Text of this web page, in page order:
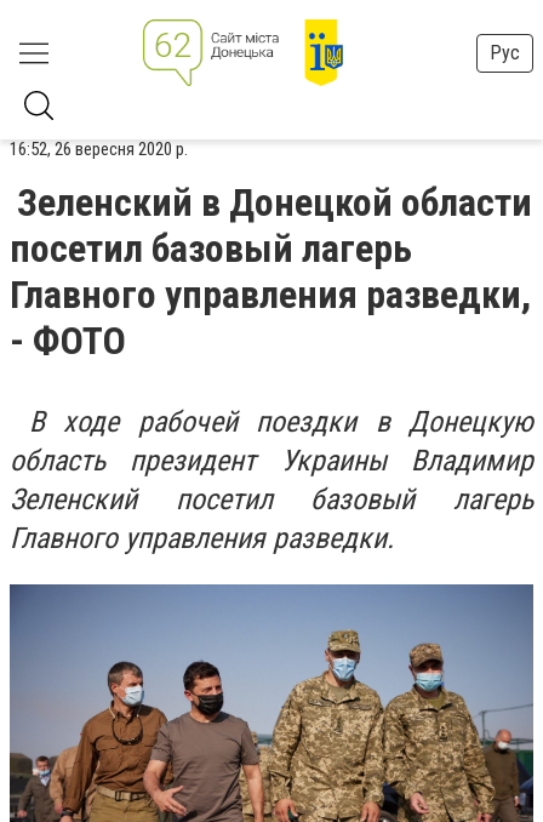
Рус
16:52, 26 вересня 2020 р.
Зеленский в Донецкой области
посетил базовый лагерь
Главного управления разведки,
- ФОТО
В ходе рабочей поездки в Донецкую
область президент Украины Владимир
Зеленский посетил базовый лагерь
Главного управления разведки.